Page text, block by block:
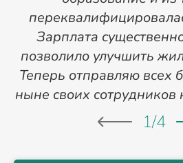
Зарплата
позволило улучшить
Теперь отправляю всех
ныне своих
1/4